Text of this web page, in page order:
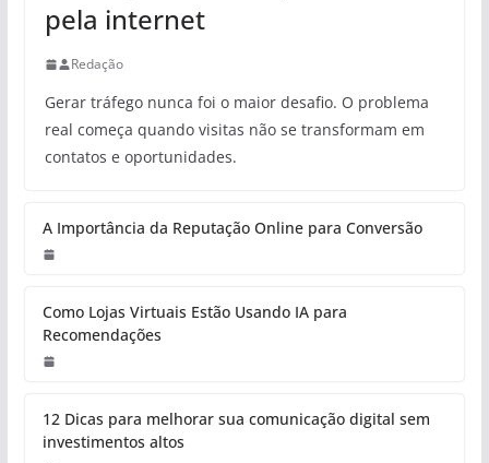
pela internet
Redação
Gerar tráfego nunca foi o maior desafio. O problema
real começa quando visitas não se transformam em
contatos e oportunidades.
A Importância da Reputação Online para Conversão
Como Lojas Virtuais Estão Usando IA para
Recomendações
12 Dicas para melhorar sua comunicação digital sem
investimentos altos